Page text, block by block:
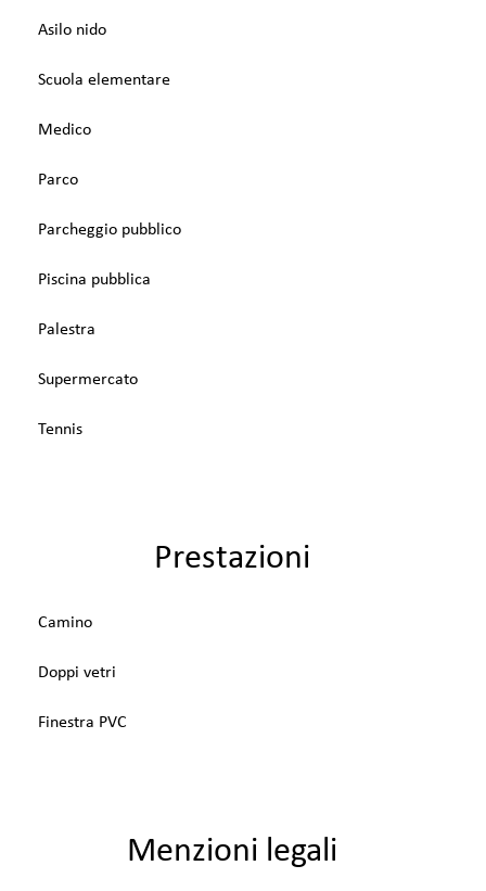
Asilo nido
Scuola elementare
Medico
Parco
Parcheggio pubblico
Piscina pubblica
Palestra
Supermercato
Tennis
Prestazioni
Camino
Doppi vetri
Finestra PVC
Menzioni legali